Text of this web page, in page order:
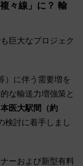
々線」に？ 輸
巨大なプロジェク
）に伴う需要増を
な輸送力増強策と
医大駅間（約
検討に着手しまし
ーおよび新型有料